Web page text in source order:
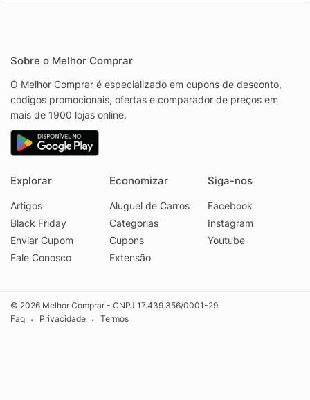
Sobre o Melhor Comprar
O Melhor Comprar é especializado em cupons de desconto,
códigos promocionais, ofertas e comparador de preços em
mais de 1900 lojas online.
Explorar
Artigos
Black Friday
Enviar Cupom
Fale Conosco
Economizar
Aluguel de Carros
Categorias
Cupons
Extensão
Siga-nos
Facebook
Instagram
Youtube
© 2026 Melhor Comprar - CNPJ 17.439.356/0001-29
Faq
• Privacidade • Termos